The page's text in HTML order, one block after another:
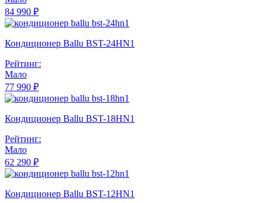
84 990 ₽
Кондиционер Ballu BST-24HN1
Рейтинг:
Мало
77 990 ₽
Кондиционер Ballu BST-18HN1
Рейтинг:
Мало
62 290 ₽
Кондиционер Ballu BST-12HN1